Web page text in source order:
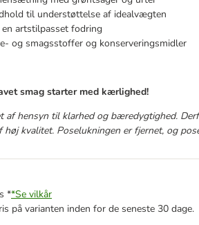
til understøttelse af idealvægten
artstilpasset fodring
og smagsstoffer og konserveringsmidler
smag starter med kærlighed!
af hensyn til klarhed og bæredygtighed.
høj kvalitet. Poselukningen er fjernet, og
**Se vilkår
på varianten inden for de seneste 30 dage.